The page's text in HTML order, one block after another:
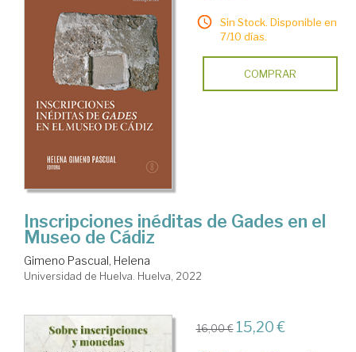
Sin Stock. Disponible en
7/10 días.
COMPRAR
Inscripciones inéditas de Gades en el
Museo de Cádiz
Gimeno Pascual, Helena
Universidad de Huelva. Huelva, 2022
16,00 € 15,20 €